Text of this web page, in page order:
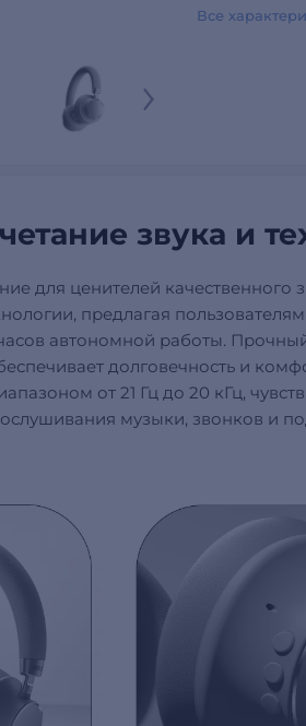
Все
звука и
для ценителей качественного
предлагая
автономной работы.
долговечность и
от 21 Гц до 20 кГц,
музыки, звонков и